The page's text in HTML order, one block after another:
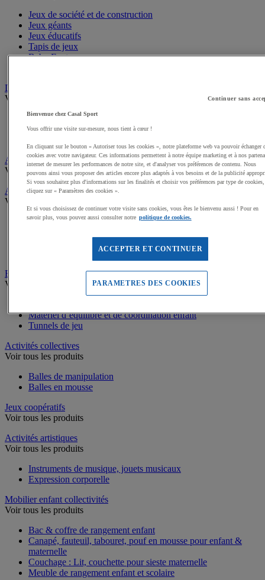
Jeux de société et de construction
Jeux géants
Jeux éducatifs
Tapis de jeux
Baby Foot
Draisiennes, Tricycles, Vélos
Voir tous les produits
Tricycles
Draisiennes
Apprentissage scolaire de la Sécurité routière
Voir tous les produits
Activités gymniques
Voir tous les produits
Tapis, Matelas scolaires
Equilibre, Coordination
Voir tous les produits
Matériel d’équilibre et de coordination enfant
Tunnels de jeu
Activités collectives
Voir tous les produits
Balles de manipulation
Balles en mousse
Jeux coopératifs
Voir tous les produits
Activités artistiques
Voir tous les produits
Instruments de musique, jouets musicaux
Expression corporelle
Mobilier enfant collectivités
Voir tous les produits
Bac & coffre de rangement enfant​
Canapé, fauteuil, tabouret, pouf en mousse pour enfant &
maternelle
Couchage : Lit, couchette pour sieste maternelle​
Meuble de rangement enfant et scolaire
Continuer sans
Bienvenue chez Casal Sport
Vous offrir une visite sur-mesure, nous tient à cœur !
En cliquant sur le bouton « Autoriser tous les cookies », notre plateforme web va pouvoir échanger
cookies avec votre navigateur. Ces informations permettent à notre équipe marketing et à nos
internet de mesurer les performances de notre site, et d'analyser vos préférences de contenu. Nous
pouvons ainsi vous proposer des articles encore plus adaptés à vos besoins et de la publicité
Si vous souhaitez plus d'informations sur les finalités et choisir vos préférences par type de cookies,
cliquez sur « Paramètres des cookies ».
Et si vous choisissez de continuer votre visite sans cookies, vous êtes le bienvenu aussi ! Pour en
savoir plus, vous pouvez aussi consulter notre politique de cookies.
ACCEPTER ET CONTINUER
PARAMETRES DES COOKIES